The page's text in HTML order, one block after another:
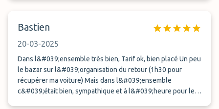
Bastien
20-03-2025
Dans l&#039;ensemble très bien, Tarif ok, bien placé Un peu
le bazar sur l&#039;organisation du retour (1h30 pour
récupérer ma voiture) Mais dans l&#039;ensemble
c&#039;était bien, sympathique et à l&#039;heure pour le